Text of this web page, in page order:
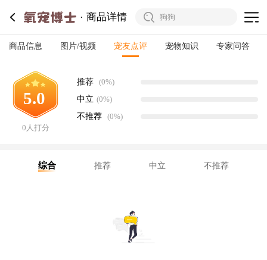
商品详情
商品信息 图片/视频 宠友点评 宠物知识 专家问答
0人打分
5.0
推荐 (0%)
中立 (0%)
不推荐 (0%)
综合 推荐 中立 不推荐